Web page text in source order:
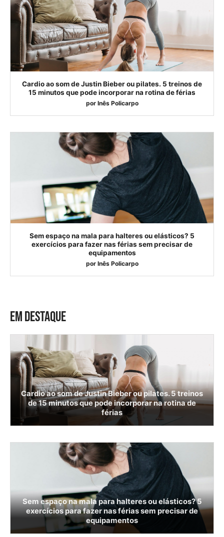
Cardio ao som de Justin Bieber ou pilates. 5 treinos de
15 minutos que pode incorporar na rotina de férias
por Inês Policarpo
Sem espaço na mala para halteres ou elásticos? 5
exercícios para fazer nas férias sem precisar de
equipamentos
por Inês Policarpo
EM DESTAQUE
Cardio ao som de Justin Bieber ou pilates. 5 treinos
de 15 minutos que pode incorporar na rotina de
férias
Sem espaço na mala para halteres ou elásticos? 5
exercícios para fazer nas férias sem precisar de
equipamentos